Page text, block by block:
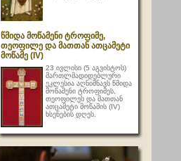
წმიდა მოწამენი ტროფიმე,
თეოფილე და მათთან ათცამეტი
მოწამე (IV)
23 ივლისი (5 აგვისტოს)
მართლმადიდებლური
ეკლესია აღნიშნავს წმიდა
მოწამენი ტროფიმეს,
თეოფილეს და მათთან
ათცამეტი მოწამის (IV)
ხსენების დღეს.